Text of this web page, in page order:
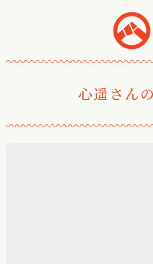
〰〰〰〰〰〰〰〰〰〰〰〰
心遥さん
〰〰〰〰〰〰〰〰〰〰〰〰